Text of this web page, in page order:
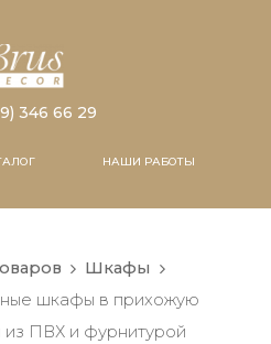
346 66 29
НАШИ РАБОТЫ
Шкафы
шкафы в прихожую
из ПВХ и фурнитурой